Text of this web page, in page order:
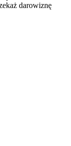
darowiznę